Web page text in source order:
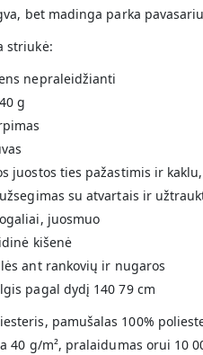
bet madinga parka
striukė:
nepraleidžianti
g
juostos ties pažastimis ir
su atvartais ir
juosmuo
kišenė
ant rankovių ir nugaros
pagal dydį 140 79 cm
pamušalas 100%
40 g/m², pralaidumas orui 10